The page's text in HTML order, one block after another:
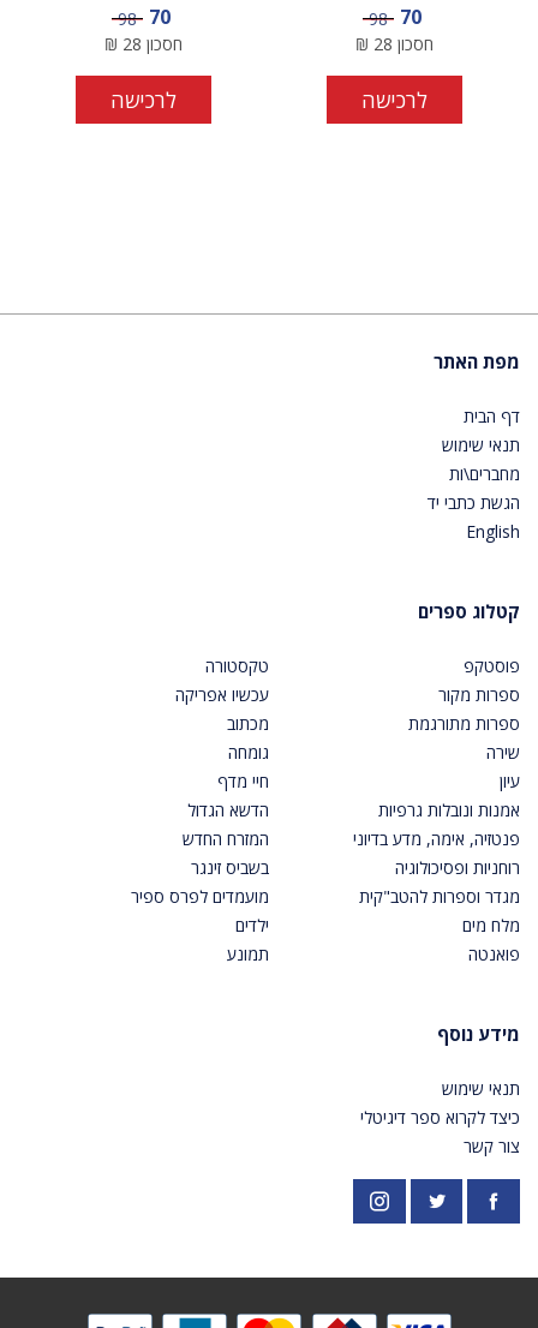
מחיר מבצע
70 מחיר
98
חסכון 28
₪
לרכישה
מחיר מבצע
70 מחיר
98
חסכון 28
₪
לרכישה
מפת האתר
דף הבית
תנאי שימוש
מחברים\ות
הגשת כתבי יד
English
קטלוג ספרים
פוסטקפ
ספרות מקור
ספרות מתורגמת
שירה
עיון
אמנות ונובלות גרפיות
פנטזיה, אימה, מדע בדיוני
רוחניות ופסיכולוגיה
מגדר וספרות להטב"קית
מלח מים
פואנטה
טקסטורה
עכשיו אפריקה
מכתוב
גומחה
חיי מדף
הדשא הגדול
המזרח החדש
בשביס זינגר
מועמדים לפרס ספיר
ילדים
תמונע
מידע נוסף
תנאי שימוש
כיצד לקרוא ספר דיגיטלי
צור קשר
פייסבוק https://twitter.com/PardesPublish
אינסטגרם